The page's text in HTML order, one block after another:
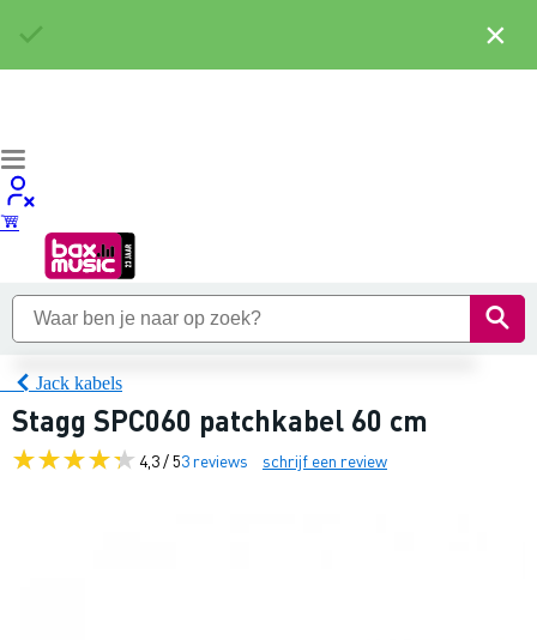
Jack kabels
Stagg SPC060 patchkabel 60 cm
4,3 / 53 reviews schrijf een review
×